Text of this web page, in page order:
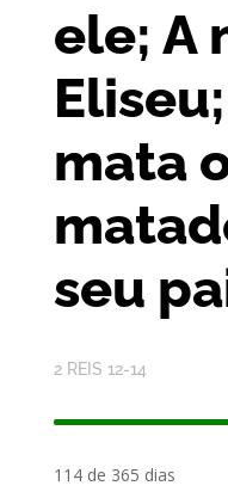
ele; A
mata
seu
2 REIS 12-14
114 de 365 dias